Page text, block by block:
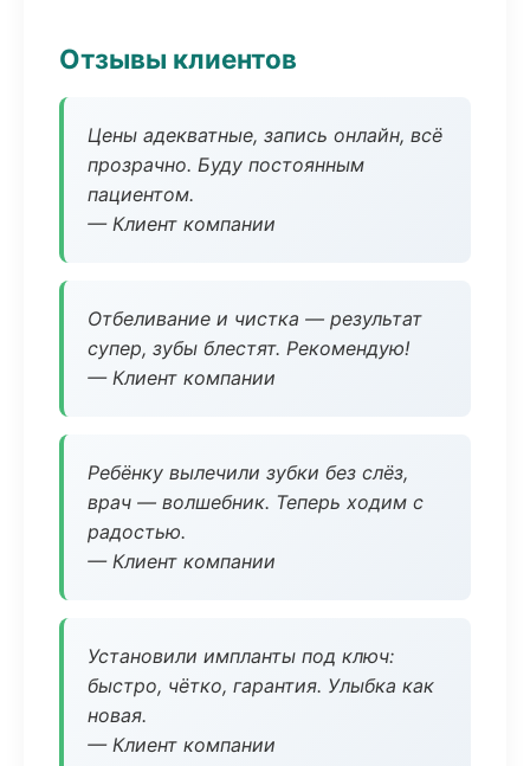
Отзывы клиентов
Цены адекватные, запись онлайн, всё
прозрачно. Буду постоянным
пациентом.
— Клиент компании
Отбеливание и чистка — результат
супер, зубы блестят. Рекомендую!
— Клиент компании
Ребёнку вылечили зубки без слёз,
врач — волшебник. Теперь ходим с
радостью.
— Клиент компании
Установили импланты под ключ:
быстро, чётко, гарантия. Улыбка как
новая.
— Клиент компании